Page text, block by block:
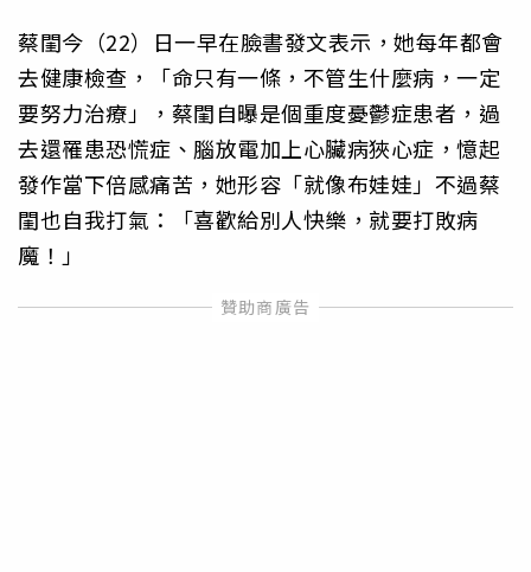
蔡閨今（22）日一早在臉書發文表示，她每年都會
去健康檢查，「命只有一條，不管生什麼病，一定
要努力治療」，蔡閨自曝是個重度憂鬱症患者，過
去還罹患恐慌症、腦放電加上心臟病狹心症，憶起
發作當下倍感痛苦，她形容「就像布娃娃」不過蔡
閨也自我打氣：「喜歡給別人快樂，就要打敗病
魔！」